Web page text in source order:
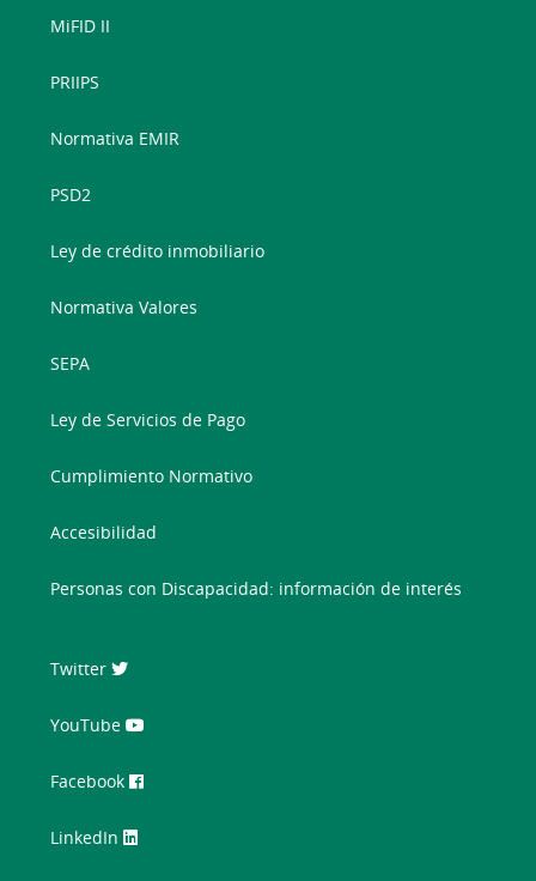
MiFID II
PRIIPS
Normativa EMIR
PSD2
Ley de crédito inmobiliario
Normativa Valores
SEPA
Ley de Servicios de Pago
Cumplimiento Normativo
Accesibilidad
Personas con Discapacidad: información de interés
Twitter
YouTube
Facebook
LinkedIn